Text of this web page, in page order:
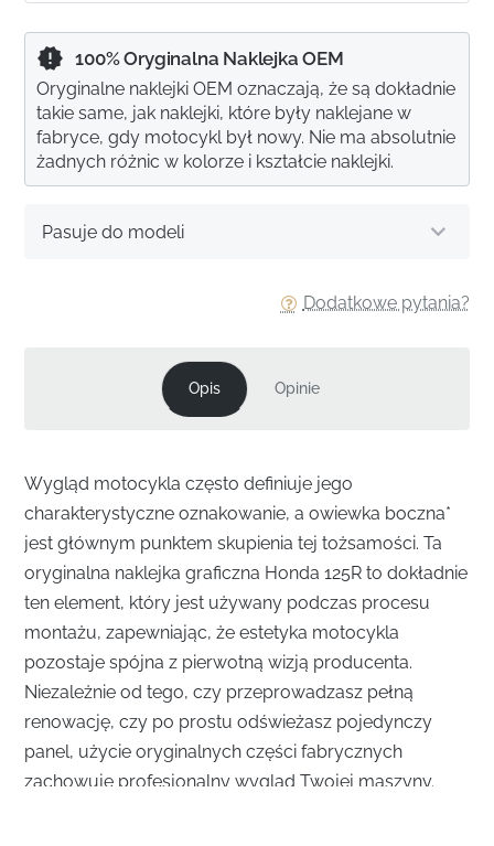
Dodatkowe pytania?
Pasuje do modeli
100% Oryginalna Naklejka OEM
Oryginalne naklejki OEM oznaczają, że są dokładnie
takie same, jak naklejki, które były naklejane w
fabryce, gdy motocykl był nowy. Nie ma absolutnie
żadnych różnic w kolorze i kształcie naklejki.
Opis Opinie
Wygląd motocykla często definiuje jego
charakterystyczne oznakowanie, a owiewka boczna*
jest głównym punktem skupienia tej tożsamości. Ta
oryginalna naklejka graficzna Honda 125R to dokładnie
ten element, który jest używany podczas procesu
montażu, zapewniając, że estetyka motocykla
pozostaje spójna z pierwotną wizją producenta.
Niezależnie od tego, czy przeprowadzasz pełną
renowację, czy po prostu odświeżasz pojedynczy
panel, użycie oryginalnych części fabrycznych
zachowuje profesjonalny wygląd Twojej maszyny.